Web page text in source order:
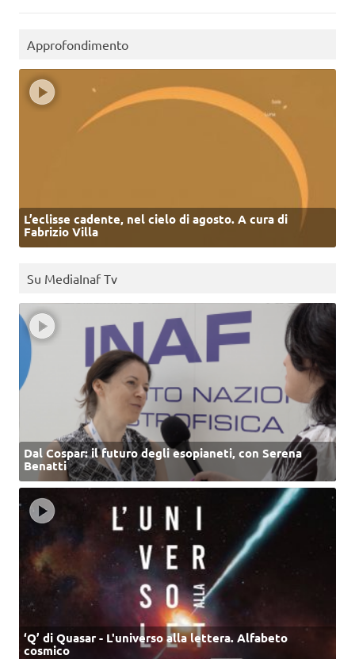
Approfondimento
L’eclisse cadente, nel cielo di agosto. A cura di
Fabrizio Villa
Su MediaInaf Tv
Dal Cospar: il futuro degli esopianeti, con Serena
Benatti
‘Q’ di Quasar - L'universo alla lettera. Alfabeto
cosmico